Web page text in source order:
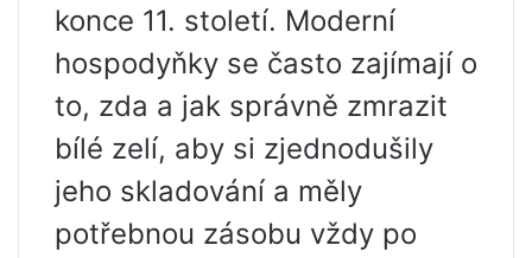
konce 11. století. Moderní
hospodyňky se často zajímají o
to, zda a jak správně zmrazit
bílé zelí, aby si zjednodušily
jeho skladování a měly
potřebnou zásobu vždy po